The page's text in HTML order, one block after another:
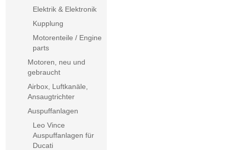
Elektrik & Elektronik
Kupplung
Motorenteile / Engine
parts
Motoren, neu und
gebraucht
Airbox, Luftkanäle,
Ansaugtrichter
Auspuffanlagen
Leo Vince
Auspuffanlagen für
Ducati